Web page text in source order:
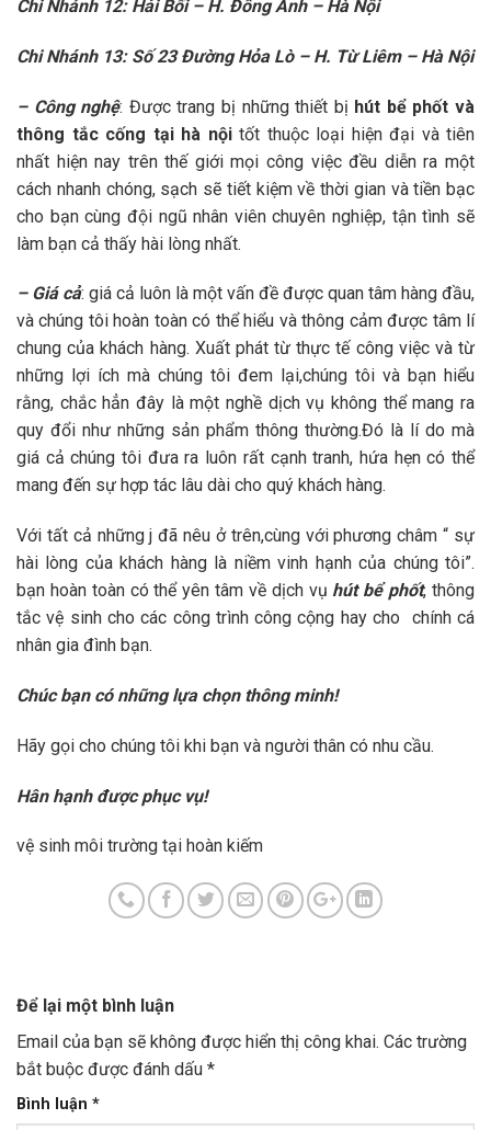
Chi Nhánh 12: Hải Bối – H. Đông Anh – Hà Nội
Chi Nhánh 13: Số 23 Đường Hỏa Lò – H. Từ Liêm – Hà Nội
– Công nghệ: Được trang bị những thiết bị hút bể phốt và
thông tắc cống tại hà nộitốt thuộc loại hiện đại và tiên
nhất hiện nay trên thế giới mọi công việc đều diễn ra một
cách nhanh chóng, sạch sẽ tiết kiệm về thời gian và tiền bạc
cho bạn cùng đội ngũ nhân viên chuyên nghiệp, tận tình sẽ
làm bạn cả thấy hài lòng nhất.
– Giá cả: giá cả luôn là một vấn đề được quan tâm hàng đầu,
và chúng tôi hoàn toàn có thể hiểu và thông cảm được tâm lí
chung của khách hàng. Xuất phát từ thực tế công việc và từ
những lợi ích mà chúng tôi đem lại,chúng tôi và bạn hiểu
rằng, chắc hẳn đây là một nghề dịch vụ không thể mang ra
quy đổi như những sản phẩm thông thường.Đó là lí do mà
giá cả chúng tôi đưa ra luôn rất cạnh tranh, hứa hẹn có thể
mang đến sự hợp tác lâu dài cho quý khách hàng.
Với tất cả những j đã nêu ở trên,cùng với phương châm “ sự
hài lòng của khách hàng là niềm vinh hạnh của chúng tôi”.
bạn hoàn toàn có thể yên tâm về dịch vụ hút bể phốt, thông
tắc vệ sinh cho các công trình công cộng hay cho chính cá
nhân gia đình bạn.
Chúc bạn có những lựa chọn thông minh!
Hãy gọi cho chúng tôi khi bạn và người thân có nhu cầu.
Hân hạnh được phục vụ!
vệ sinh môi trường tại hoàn kiếm
Để lại một bình luận
Email của bạn sẽ không được hiển thị công khai. Các trường
bắt buộc được đánh dấu *
Bình luận *